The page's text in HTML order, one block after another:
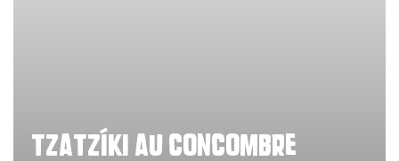
tzatzíki au concombre